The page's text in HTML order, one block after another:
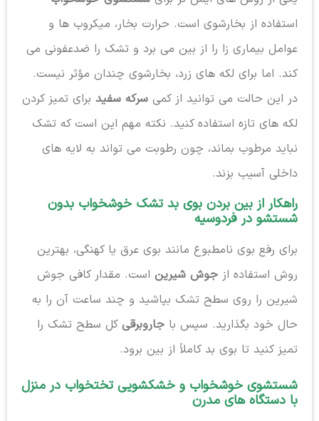
استفاده از بخارشوی است. حرارت بخار، میکروب ها و
عوامل بیماری زا را از بین می برد و تشک را ضدعفونی می
کند. اما برای لکه های زرد، بخارشوی چندان مؤثر نیست.
در این حالت می توانید از کمی سرکه سفیدبرای تمیز کردن
لکه های تازه استفاده کنید. نکته مهم این است که تشک
نباید مرطوب بماند، چون رطوبت می تواند به لایه های
داخلی آسیب بزند.
راهکار از بین بردن بوی بد تشک خوشخواب بدون
شستشو در فردوسیه
برای رفع بوی نامطبوع مانند بوی عرق یا کهنگی، بهترین
روش استفاده از جوش شیریناست. مقدار کافی جوش
شیرین را روی سطح تشک بپاشید و چند ساعت آن را به
حال خود بگذارید. سپس با جاروبرقیکل سطح تشک را
تمیز کنید تا بوی بد کاملاً از بین برود.
شستشوی خوشخواب و خشکشویی تختخواب در منزل
با دستگاه های مدرن